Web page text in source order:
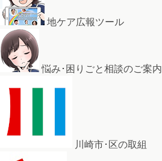
地ケア広報ツール
悩み･困りごと相談のご案内
川崎市･区の取組